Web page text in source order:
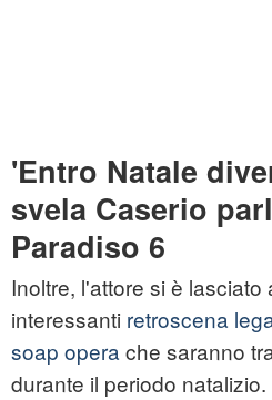
'Entro Natale
svela Caserio
Paradiso 6
Inoltre, l'attore si è lasciato
interessanti retroscena
soap opera che saranno
durante il periodo natalizio.